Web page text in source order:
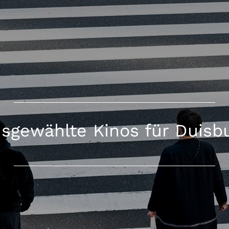
Kinos für